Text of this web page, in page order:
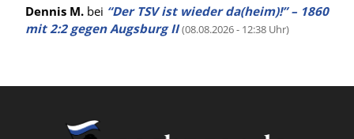
Dennis M. bei “Der TSV ist wieder da(heim)!” – 1860
mit 2:2 gegen Augsburg II (08.08.2026 - 12:38 Uhr)